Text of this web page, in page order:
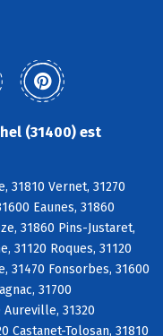
(31400) est
31810 Vernet, 31270
Eaunes, 31860
31860 Pins-Justaret,
31120 Roques, 31120
31470 Fonsorbes, 31600
31700
31320
Castanet-Tolosan, 31810